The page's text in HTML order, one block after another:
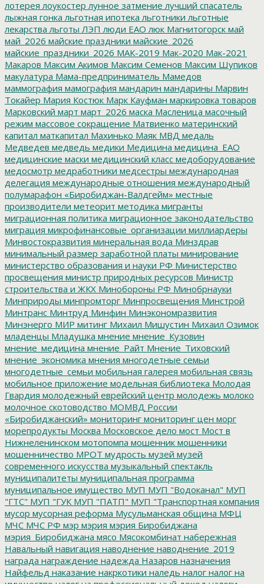
лотерея лоукостер лунное затмение лучший спасатель
лыжная гонка льготная ипотека льготники льготные
лекарства льготы ЛЭП люди ЕАО люк Магнитогорск май
май_2026 майские праздники майские_2026
майские_праздники_2026 МАК-2019 Мак-2020 Мак-2021
Макаров Максим Акимов Максим Семенов Максим Шупиков
макулатура Мама-предприниматель Мамедов
маммография мамография мандарин мандарины Марвин
Токайер Мария Костюк Марк Кауфман маркировка товаров
Марковский март март_2026 маска Масленица масочный
режим массовое сокращение Матвиенко материнский
капитал маткапитал Махинько Маяк МВД медаль
Медведев медведь медики Медицина медицина_ЕАО
медицинские маски медицинский класс медоборудование
медосмотр медработники медсестры международная
делегация международные отношения международный
полумарафон «Биробиджан-Валдгейм» местные
производители метеорит методика мигранты
миграционная политика миграционное законодательство
миграция микрофинансовые_организации миллиардеры
Минвостокразвития минеральная вода Минздрав
минимальный размер заработной платы минирование
министерство образования и науки РФ Министерство
просвещения министр природных ресурсов Министр
строительства и ЖКХ Минобороны РФ Минобрнауки
Минприроды минпромторг Минпросвещения Минстрой
Минтранс Минтруд Минфин Минэкономразвития
Минэнерго МИР митинг Михаил Мишустин Михаил Озимок
младенцы Младушка мнение мнение_Кузовин
мнение_медицина мнение_Райт Мнение_Тиховский
мнение_экономика мнения многодетные семьи
многодетные_семьи мобильная галерея мобильная связь
мобильное приложение модельная библиотека Молодая
Гвардия молодежный еврейский центр молодежь молоко
молочное скотоводство МОМВД России
«Биробиджанский» мониторинг мониторинг цен морг
морепродукты Москва Московское дело мост Мост в
Нижнеленинском мотопомпа мошенник мошенники
мошенничество МРОТ мудрость музей музей
современного искусства музыкальный спектакль
муниципалитеты муниципальная программа
муниципальное имущество МУП МУП "Водоканал" МУП
"ГТС" МУП "ГУК МУП "ПАТП" МУП "Транспортная компания
мусор мусорная реформа Мусульманская община МФЦ
МЧС МЧС РФ мэр мэрия мэрия Биробиджана
мэрия_Биробиджана мясо Мясокомбинат набережная
Навальный навигация наводнение наводнение_2019
награда награждение надежда Назаров назначения
Найфельд наказание накркотики наледь налог налог на